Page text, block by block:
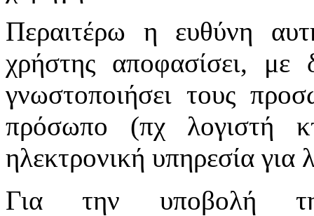
Περαιτέρω η ευθύνη
χρήστης αποφασίσει, με
γνωστοποιήσει τους
πρόσωπο (πχ λογιστή
ηλεκτρονική υπηρεσία για
Για την υποβολή